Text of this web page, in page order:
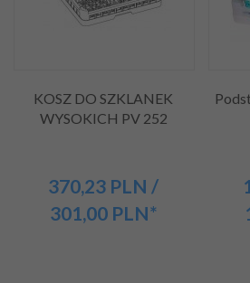
KOSZ DO SZKLANEK
WYSOKICH PV 252
370,23 PLN /
301,00 PLN*